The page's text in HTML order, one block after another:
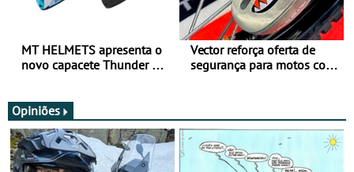
MT HELMETS apresenta o
novo capacete Thunder 4 R
Vector reforça oferta de
segurança para motos com
Opiniões